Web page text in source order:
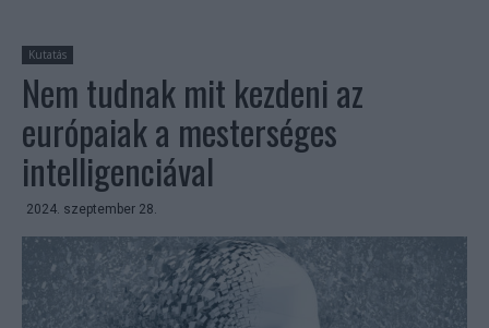
Kutatás
Nem tudnak mit kezdeni az
európaiak a mesterséges
intelligenciával
2024. szeptember 28.